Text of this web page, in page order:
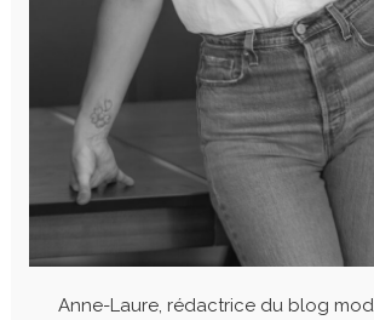
Anne-Laure, rédactrice du blog